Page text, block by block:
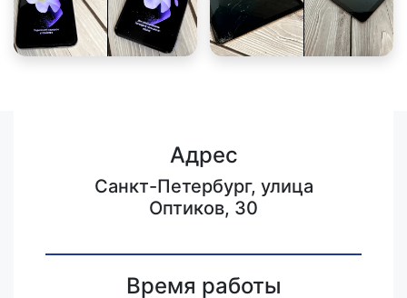
Адрес
Санкт-Петербург, улица
Оптиков, 30
Время работы